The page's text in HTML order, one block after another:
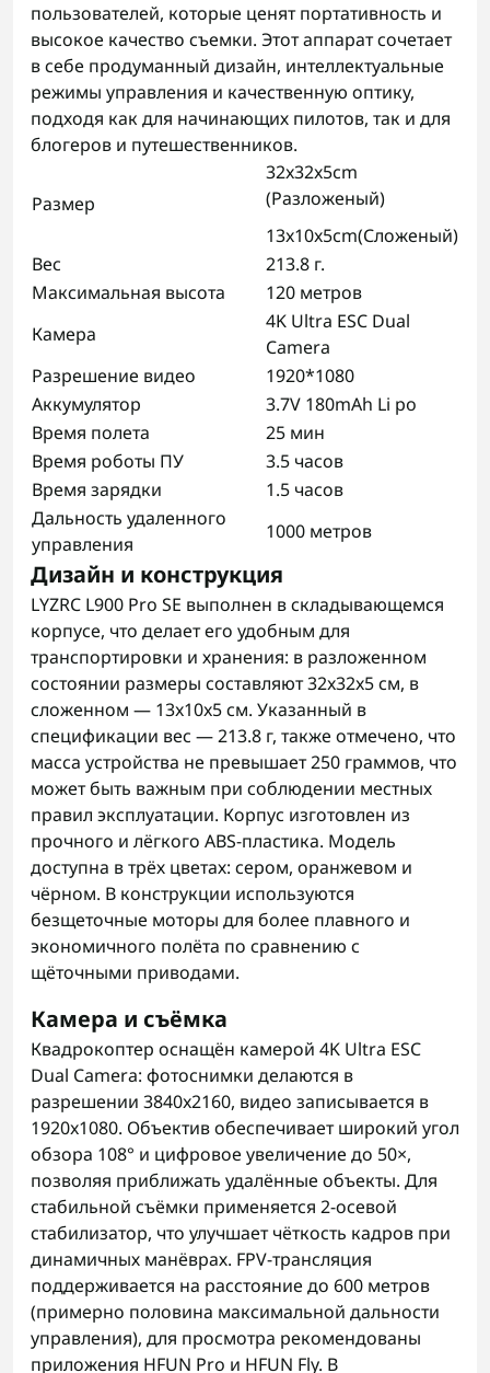
пользователей, которые ценят портативность и
высокое качество съемки. Этот аппарат сочетает
в себе продуманный дизайн, интеллектуальные
режимы управления и качественную оптику,
подходя как для начинающих пилотов, так и для
блогеров и путешественников.
Размер
32x32x5cm
(Разложеный)
13x10x5cm(Сложеный)
Вес
213.8 г.
Максимальная высота
120 метров
Камера
4K Ultra ESC Dual
Camera
Разрешение видео
1920*1080
Аккумулятор
3.7V 180mAh Li po
Время полета
25 мин
Время роботы ПУ
3.5 часов
Время зарядки
1.5 часов
Дальность удаленного
управления
1000 метров
Дизайн и конструкция
LYZRC L900 Pro SE выполнен в складывающемся
корпусе, что делает его удобным для
транспортировки и хранения: в разложенном
состоянии размеры составляют 32x32x5 см, в
сложенном — 13x10x5 см. Указанный в
спецификации вес — 213.8 г, также отмечено, что
масса устройства не превышает 250 граммов, что
может быть важным при соблюдении местных
правил эксплуатации. Корпус изготовлен из
прочного и лёгкого ABS-пластика. Модель
доступна в трёх цветах: сером, оранжевом и
чёрном. В конструкции используются
безщеточные моторы для более плавного и
экономичного полёта по сравнению с
щёточными приводами.
Камера и съёмка
Квадрокоптер оснащён камерой 4K Ultra ESC
Dual Camera: фотоснимки делаются в
разрешении 3840x2160, видео записывается в
1920x1080. Объектив обеспечивает широкий угол
обзора 108° и цифровое увеличение до 50×,
позволяя приближать удалённые объекты. Для
стабильной съёмки применяется 2-осевой
стабилизатор, что улучшает чёткость кадров при
динамичных манёврах. FPV-трансляция
поддерживается на расстояние до 600 метров
(примерно половина максимальной дальности
управления), для просмотра рекомендованы
приложения HFUN Pro и HFUN Fly. В